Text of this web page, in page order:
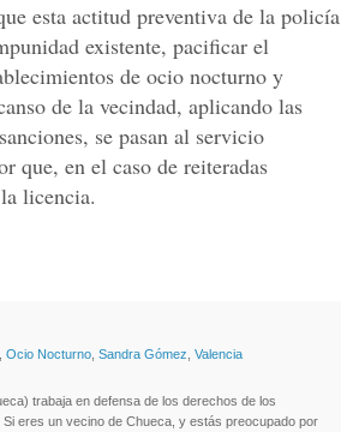
esta actitud preventiva de la policía
existente, pacificar el
de ocio nocturno y
de la vecindad, aplicando las
se pasan al servicio
que, en el caso de reiteradas
licencia.
Ocio Nocturno Sandra Gómez Valencia
trabaja en defensa de los derechos de los
eres un vecino de Chueca, y estás preocupado por